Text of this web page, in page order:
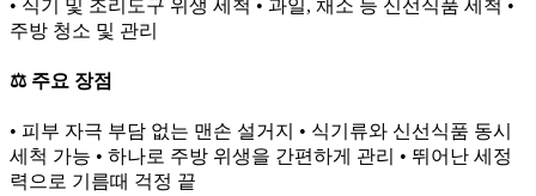
• 식기 및 조리도구 위생 세척 • 과일, 채소 등 신선식품 세척 •
주방 청소 및 관리
⚖️ 주요 장점
• 피부 자극 부담 없는 맨손 설거지 • 식기류와 신선식품 동시
세척 가능 • 하나로 주방 위생을 간편하게 관리 • 뛰어난 세정
력으로 기름때 걱정 끝